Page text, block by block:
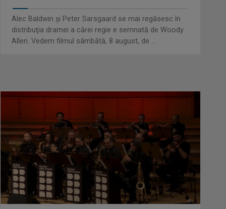
Alec Baldwin şi Peter Sarsgaard se mai regăsesc în
distribuţia dramei a cărei regie e semnată de Woody
Allen. Vedem filmul sâmbătă, 8 august, de ...